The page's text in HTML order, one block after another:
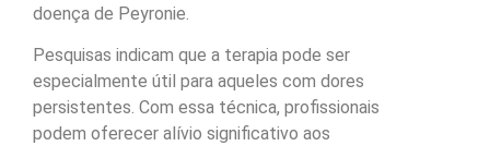
doença de Peyronie.
Pesquisas indicam que a terapia pode ser
especialmente útil para aqueles com dores
persistentes. Com essa técnica, profissionais
podem oferecer alívio significativo aos